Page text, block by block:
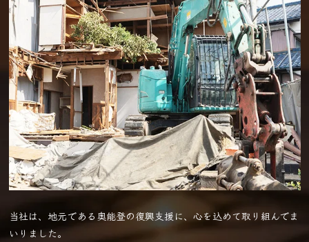
当社は、地元である奥能登の復興支援に、心を込めて取り組んでま
いりました。